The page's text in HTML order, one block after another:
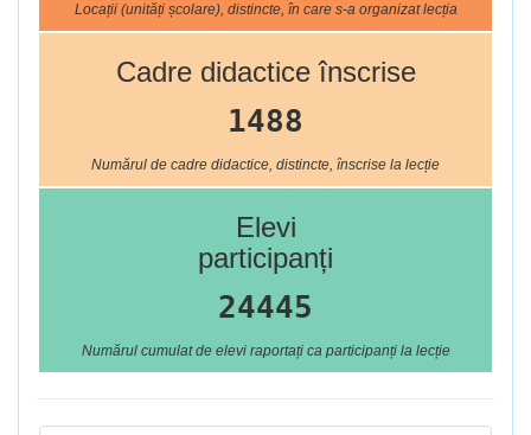
Locații (unități școlare), distincte, în care s-a organizat lecția
Cadre didactice înscrise
1488
Numărul de cadre didactice, distincte, înscrise la lecție
Elevi
participanți
24445
Numărul cumulat de elevi raportați ca participanți la lecție